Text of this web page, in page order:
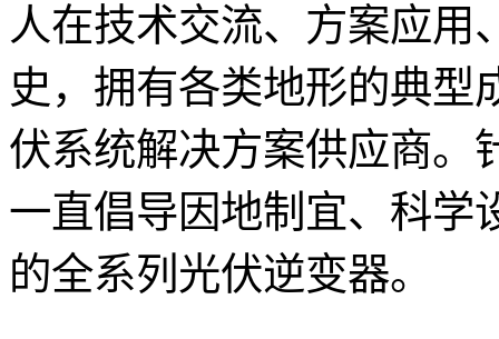
人在技术交流、方案应用
史，拥有各类地形的典型
伏系统解决方案供应商。
一直倡导因地制宜、科学
的全系列光伏逆变器。